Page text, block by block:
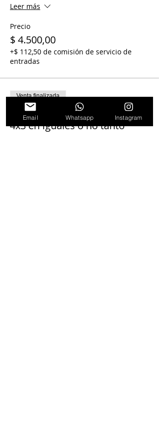
Leer más
Precio
$ 4.500,00
+$ 112,50 de comisión de servicio de
entradas
Venta finalizada
Tipo de entrada
4x3 en Iguales o no tanto
Email Whatsapp Instagram